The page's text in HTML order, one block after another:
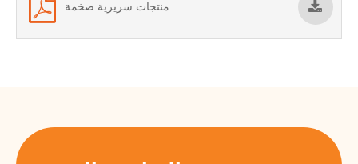
منتجات سريرية ضخمة